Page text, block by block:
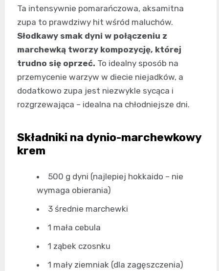
Ta intensywnie pomarańczowa, aksamitna
zupa to prawdziwy hit wśród maluchów.
Słodkawy smak dyni w połączeniu z
marchewką tworzy kompozycję, której
trudno się oprzeć. To idealny sposób na
przemycenie warzyw w diecie niejadków, a
dodatkowo zupa jest niezwykle sycąca i
rozgrzewająca – idealna na chłodniejsze dni.
Składniki na dynio-marchewkowy
krem
500 g dyni (najlepiej hokkaido – nie
wymaga obierania)
3 średnie marchewki
1 mała cebula
1 ząbek czosnku
1 mały ziemniak (dla zagęszczenia)